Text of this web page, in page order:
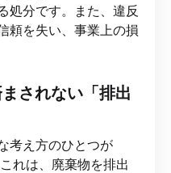
処分です。また、違反
頼を失い、事業上の損
されない「排出
考え方のひとつが
れは、廃棄物を排出